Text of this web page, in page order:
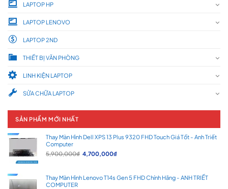
LAPTOP HP
LAPTOP LENOVO
LAPTOP 2ND
THIẾT BỊ VĂN PHÒNG
LINH KIỆN LAPTOP
SỬA CHỮA LAPTOP
SẢN PHẨM MỚI NHẤT
Thay Màn Hình Dell XPS 13 Plus 9320 FHD Touch Giá Tốt - Anh Triết
Computer
5,900,000₫ Giá
5,900,000₫.
4,700,000₫Giá
là:
4,700,000₫.
Thay Màn Hình Lenovo T14s Gen 5 FHD Chính Hãng - ANH TRIẾT
COMPUTER